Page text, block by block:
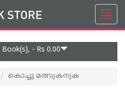
Book(s), - Rs 0.00
കൊച്ചു മത്സ്യകന്യക